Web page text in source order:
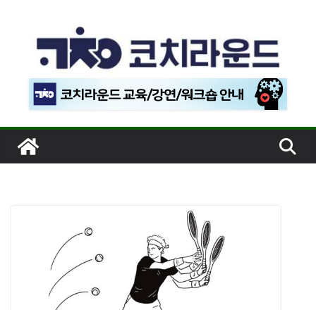
너
기